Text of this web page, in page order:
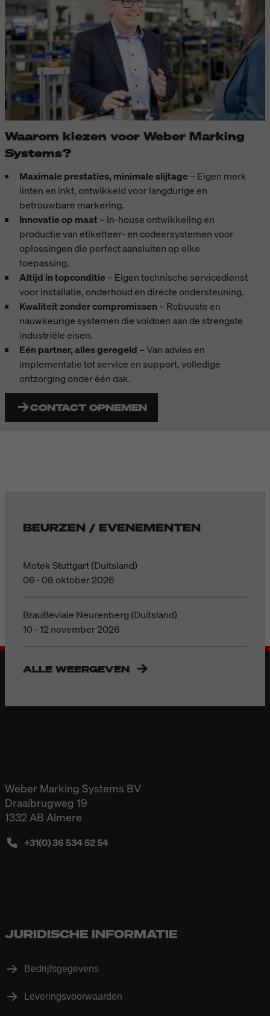
Waarom kiezen voor Weber Marking
Systems?
Maximale prestaties, minimale slijtage– Eigen merk
linten en inkt, ontwikkeld voor langdurige en
betrouwbare markering.
Innovatie op maat – In-house ontwikkeling en
productie van etiketteer- en codeersystemen voor
oplossingen die perfect aansluiten op elke
toepassing.
Altijd in topconditie– Eigen technische servicedienst
voor installatie, onderhoud en directe ondersteuning.
Kwaliteit zonder compromissen – Robuuste en
nauwkeurige systemen die voldoen aan de strengste
industriële eisen.
Eén partner, alles geregeld – Van advies en
implementatie tot service en support, volledige
ontzorging onder één dak.
CONTACT OPNEMEN
BEURZEN / EVENEMENTEN
Motek Stuttgart (Duitsland)
06 - 08 oktober 2026
BrauBeviale Neurenberg (Duitsland)
10 - 12 november 2026
ALLE WEERGEVEN
Weber Marking Systems BV
Draaibrugweg 19
1332 AB Almere
+31(0) 36 534 52 54
JURIDISCHE INFORMATIE
Bedrijfsgegevens
Leveringsvoorwaarden